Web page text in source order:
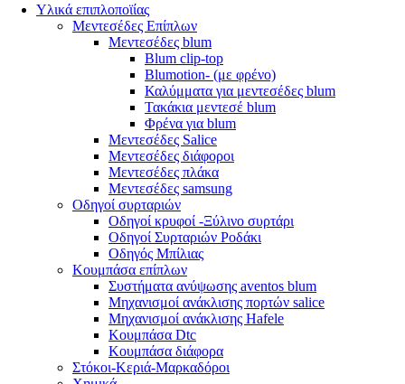
Υλικά επιπλοποϊίας
Μεντεσέδες Επίπλων
Μεντεσέδες blum
Blum clip-top
Blumotion- (με φρένο)
Καλύμματα για μεντεσέδες blum
Τακάκια μεντεσέ blum
Φρένα για blum
Μεντεσέδες Salice
Μεντεσέδες διάφοροι
Μεντεσέδες πλάκα
Μεντεσέδες samsung
Οδηγοί συρταριών
Οδηγοί κρυφοί -Ξύλινο συρτάρι
Οδηγοί Συρταριών Ροδάκι
Οδηγός Μπίλιας
Κουμπάσα επίπλων
Συστήματα ανύψωσης aventos blum
Μηχανισμοί ανάκλισης πορτών salice
Μηχανισμοί ανάκλισης Hafele
Κουμπάσα Dtc
Κουμπάσα διάφορα
Στόκοι-Κεριά-Μαρκαδόροι